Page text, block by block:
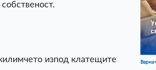
изпод клатещите